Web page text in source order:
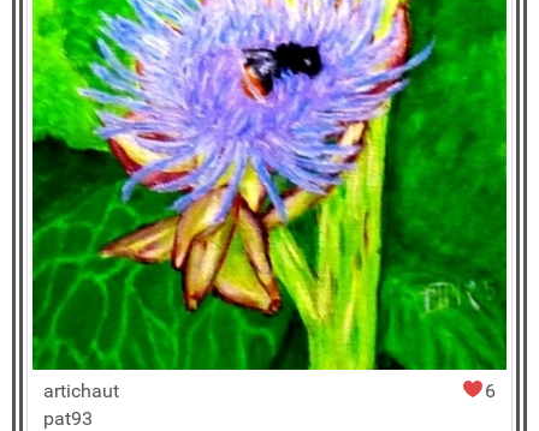
6
artichaut
pat93